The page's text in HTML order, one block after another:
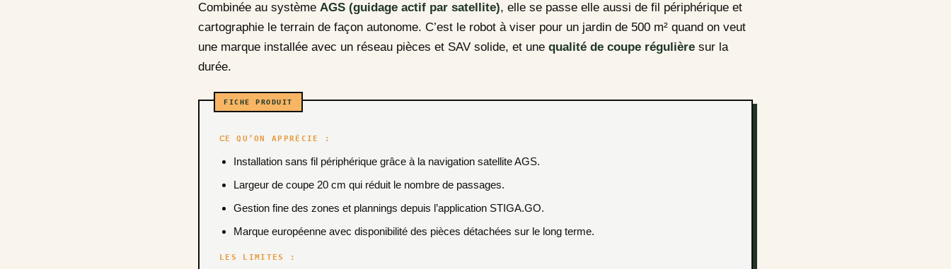
Combinée au système AGS (guidage actif par satellite), elle se passe elle aussi de fil périphérique et
cartographie le terrain de façon autonome. C’est le robot à viser pour un jardin de 500 m² quand on veut
une marque installée avec un réseau pièces et SAV solide, et une qualité de coupe régulière sur la
durée.
CE QU’ON APPRÉCIE :
Installation sans fil périphérique grâce à la navigation satellite AGS.
Largeur de coupe 20 cm qui réduit le nombre de passages.
Gestion fine des zones et plannings depuis l’application STIGA.GO.
Marque européenne avec disponibilité des pièces détachées sur le long terme.
LES LIMITES :